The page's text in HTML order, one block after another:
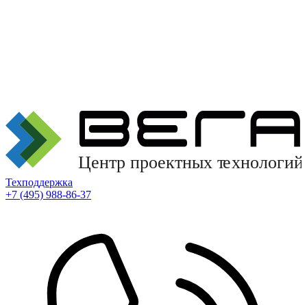
Техподдержка
+7 (495) 988-86-37